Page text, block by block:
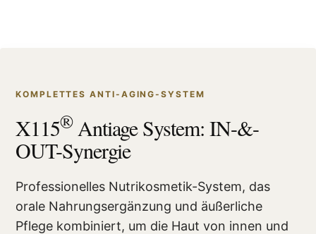
KOMPLETTES ANTI-AGING-SYSTEM
X115®Antiage System: IN-&-
OUT-Synergie
Professionelles Nutrikosmetik-System, das
orale Nahrungsergänzung und äußerliche
Pflege kombiniert, um die Haut von innen und